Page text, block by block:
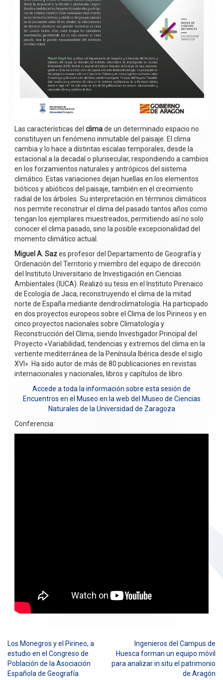
Las características del climade un determinado espacio no
constituyen un fenómeno inmutable del paisaje. El clima
cambia y lo hace a distintas escalas temporales, desde la
estacional a la decadal o plurisecular, respondiendo a cambios
en los forzamientos naturales y antrópicos del sistema
climático. Estas variaciones dejan huellas en los elementos
bióticos y abióticos del paisaje, también en el crecimiento
radial de los árboles. Su interpretación en términos climáticos
nos permite reconstruir el clima del pasado tantos años como
tengan los ejemplares muestreados, permitiendo así no solo
conocer el clima pasado, sino la posible excepcionalidad del
momento climático actual.
Miguel A. Sazes profesor del Departamento de Geografía y
Ordenación del Territorio y miembro del equipo de dirección
del Instituto Universitario de Investigación en Ciencias
Ambientales (IUCA). Realizó su tesis en el Instituto Pirenaico
de Ecología de Jaca, reconstruyendo el clima de la mitad
norte de España mediante dendroclimatología. Ha participado
en dos proyectos europeos sobre el Clima de los Pirineos y en
cinco proyectos nacionales sobre Climatología y
Reconstrucción del Clima, siendo Investigador Principal del
Proyecto «Variabilidad, tendencias y extremos del clima en la
vertiente mediterránea de la Península Ibérica desde el siglo
XVI». Ha sido autor de más de 80 publicaciones en revistas
internacionales y nacionales, libros y capítulos de libro.
Accede a toda la información sobre esta sesión de
Encuentros en el Museo en la web del Museo de Ciencias
Naturales de la Universidad de Zaragoza
Conferencia:
Navegación
de
Los Monegros y el Pirineo, a
estudio en el Congreso de
Población de la Asociación
Española de Geografía
Ingenieros del Campus de
Huesca forman un equipo móvil
para analizar in situ el patrimonio
de Aragón